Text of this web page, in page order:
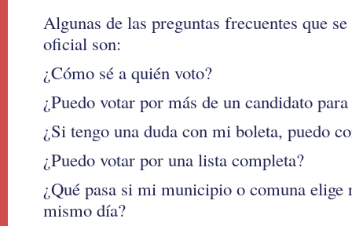
Algunas de las preguntas frecuentes que
oficial son:
¿Cómo sé a quién voto?
¿Puedo votar por más de un candidato
¿Si tengo una duda con mi boleta, puedo
¿Puedo votar por una lista completa?
¿Qué pasa si mi municipio o comuna elige
mismo día?